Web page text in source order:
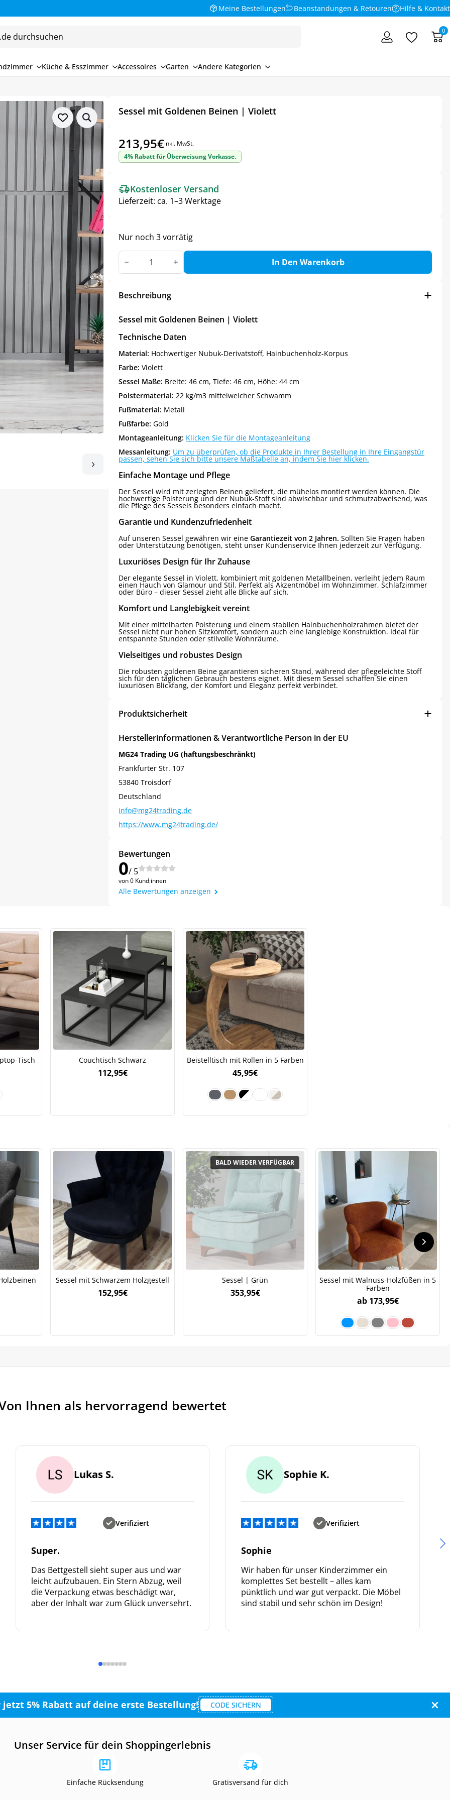
Meine Bestellungen Beanstandungen & Retouren Hilfe & Kontakt
0
Küche & Esszimmer Accessoires Garten Andere Kategorien
›
Sessel mit Goldenen Beinen | Violett
213,95€inkl. MwSt.
4% Rabatt für Überweisung Vorkasse.
Kostenloser Versand
Lieferzeit: ca. 1–3 Werktage
Nur noch 3 vorrätig
Sessel
mit
Goldenen
Violett
In Den Warenkorb
Beschreibung
Sessel mit Goldenen Beinen | Violett
Technische Daten
Material: Hochwertiger Nubuk-Derivatstoff, Hainbuchenholz-Korpus
Farbe: Violett
Sessel Maße: Breite: 46 cm, Tiefe: 46 cm, Höhe: 44 cm
Polstermaterial: 22 kg/m3 mittelweicher Schwamm
Fußmaterial: Metall
Fußfarbe: Gold
Montageanleitung: Klicken Sie für die Montageanleitung
Messanleitung: Um zu überprüfen, ob die Produkte in Ihrer Bestellung in Ihre Eingangstür
passen, sehen Sie sich bitte unsere Maßtabelle an, indem Sie hier klicken.
Einfache Montage und Pflege
Der Sessel wird mit zerlegten Beinen geliefert, die mühelos montiert werden können. Die
hochwertige Polsterung und der Nubuk-Stoff sind abwischbar und schmutzabweisend, was
die Pflege des Sessels besonders einfach macht.
Garantie und Kundenzufriedenheit
Auf unseren Sessel gewähren wir eine Garantiezeit von 2 Jahren. Sollten Sie Fragen haben
oder Unterstützung benötigen, steht unser Kundenservice Ihnen jederzeit zur Verfügung.
Luxuriöses Design für Ihr Zuhause
Der elegante Sessel in Violett, kombiniert mit goldenen Metallbeinen, verleiht jedem Raum
einen Hauch von Glamour und Stil. Perfekt als Akzentmöbel im Wohnzimmer, Schlafzimmer
oder Büro – dieser Sessel zieht alle Blicke auf sich.
Komfort und Langlebigkeit vereint
Mit einer mittelharten Polsterung und einem stabilen Hainbuchenholzrahmen bietet der
Sessel nicht nur hohen Sitzkomfort, sondern auch eine langlebige Konstruktion. Ideal für
entspannte Stunden oder stilvolle Wohnräume.
Vielseitiges und robustes Design
Die robusten goldenen Beine garantieren sicheren Stand, während der pflegeleichte Stoff
sich für den täglichen Gebrauch bestens eignet. Mit diesem Sessel schaffen Sie einen
luxuriösen Blickfang, der Komfort und Eleganz perfekt verbindet.
Produktsicherheit
Herstellerinformationen & Verantwortliche Person in der EU
MG24 Trading UG (haftungsbeschränkt)
Frankfurter Str. 107
53840 Troisdorf
Deutschland
info@mg24trading.de
https://www.mg24trading.de/
Bewertungen
0/ 5
von 0 Kund:innen
Alle Bewertungen anzeigen
Tisch Couchtisch Schwarz
112,95€
Beistelltisch mit Rollen in 5 Farben
45,95€
Sessel mit Schwarzem Holzgestell
152,95€
Sessel | Grün
353,95€
Sessel mit Walnuss-Holzfüßen in 5
Farben
ab 173,95€
Ihnen als hervorragend bewertet
Lukas S.
Verifiziert
Super.
Das Bettgestell sieht super aus und war
leicht aufzubauen. Ein Stern Abzug, weil
die Verpackung etwas beschädigt war,
aber der Inhalt war zum Glück unversehrt.
Sophie K.
Verifiziert
Sophie
Wir haben für unser Kinderzimmer ein
komplettes Set bestellt – alles kam
pünktlich und war gut verpackt. Die Möbel
sind stabil und sehr schön im Design!
jetzt 5% Rabatt auf deine erste Bestellung! CODE SICHERN
Unser Service für dein Shoppingerlebnis
Einfache Rücksendung Gratisversand für dich